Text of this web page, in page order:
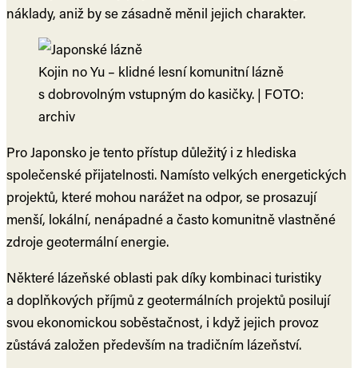
náklady, aniž by se zásadně měnil jejich charakter.
Kojin no Yu – klidné lesní komunitní lázně
s dobrovolným vstupným do kasičky. | FOTO:
archiv
Pro Japonsko je tento přístup důležitý i z hlediska
společenské přijatelnosti. Namísto velkých energetických
projektů, které mohou narážet na odpor, se prosazují
menší, lokální, nenápadné a často komunitně vlastněné
zdroje geotermální energie.
Některé lázeňské oblasti pak díky kombinaci turistiky
a doplňkových příjmů z geotermálních projektů posilují
svou ekonomickou soběstačnost, i když jejich provoz
zůstává založen především na tradičním lázeňství.